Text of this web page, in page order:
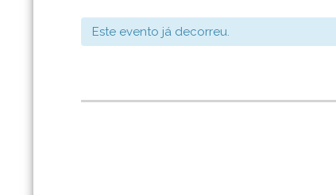
Este evento já decorreu.